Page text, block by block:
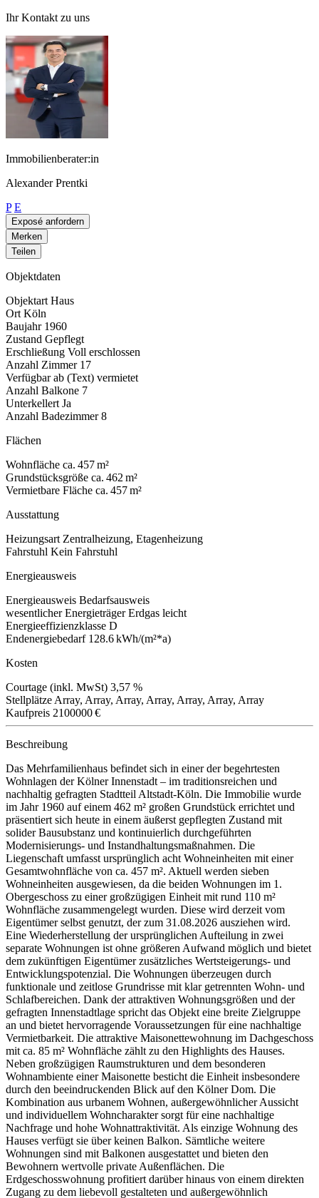
Ihr Kontakt zu uns
Immobilienberater:in
Alexander Prentki
P E
Exposé anfordern
Merken
Teilen
Objektdaten
Objektart Haus
Ort Köln
Baujahr 1960
Zustand Gepflegt
Erschließung Voll erschlossen
Anzahl Zimmer 17
Verfügbar ab (Text) vermietet
Anzahl Balkone 7
Unterkellert Ja
Anzahl Badezimmer 8
Flächen
Wohnfläche ca. 457 m²
Grundstücksgröße ca. 462 m²
Vermietbare Fläche ca. 457 m²
Ausstattung
Heizungsart Zentralheizung, Etagenheizung
Fahrstuhl Kein Fahrstuhl
Energieausweis
Energieausweis Bedarfsausweis
wesentlicher Energieträger Erdgas leicht
Energieeffizienzklasse D
Endenergiebedarf 128.6 kWh/(m²*a)
Kosten
Courtage (inkl. MwSt) 3,57 %
Stellplätze Array, Array, Array, Array, Array, Array, Array
Kaufpreis 2100000 €
Beschreibung
Das Mehrfamilienhaus befindet sich in einer der begehrtesten
Wohnlagen der Kölner Innenstadt – im traditionsreichen und
nachhaltig gefragten Stadtteil Altstadt-Köln. Die Immobilie wurde
im Jahr 1960 auf einem 462 m² großen Grundstück errichtet und
präsentiert sich heute in einem äußerst gepflegten Zustand mit
solider Bausubstanz und kontinuierlich durchgeführten
Modernisierungs- und Instandhaltungsmaßnahmen. Die
Liegenschaft umfasst ursprünglich acht Wohneinheiten mit einer
Gesamtwohnfläche von ca. 457 m². Aktuell werden sieben
Wohneinheiten ausgewiesen, da die beiden Wohnungen im 1.
Obergeschoss zu einer großzügigen Einheit mit rund 110 m²
Wohnfläche zusammengelegt wurden. Diese wird derzeit vom
Eigentümer selbst genutzt, der zum 31.08.2026 ausziehen wird.
Eine Wiederherstellung der ursprünglichen Aufteilung in zwei
separate Wohnungen ist ohne größeren Aufwand möglich und bietet
dem zukünftigen Eigentümer zusätzliches Wertsteigerungs- und
Entwicklungspotenzial. Die Wohnungen überzeugen durch
funktionale und zeitlose Grundrisse mit klar getrennten Wohn- und
Schlafbereichen. Dank der attraktiven Wohnungsgrößen und der
gefragten Innenstadtlage spricht das Objekt eine breite Zielgruppe
an und bietet hervorragende Voraussetzungen für eine nachhaltige
Vermietbarkeit. Die attraktive Maisonettewohnung im Dachgeschoss
mit ca. 85 m² Wohnfläche zählt zu den Highlights des Hauses.
Neben großzügigen Raumstrukturen und dem besonderen
Wohnambiente einer Maisonette besticht die Einheit insbesondere
durch den beeindruckenden Blick auf den Kölner Dom. Die
Kombination aus urbanem Wohnen, außergewöhnlicher Aussicht
und individuellem Wohncharakter sorgt für eine nachhaltige
Nachfrage und hohe Wohnattraktivität. Als einzige Wohnung des
Hauses verfügt sie über keinen Balkon. Sämtliche weitere
Wohnungen sind mit Balkonen ausgestattet und bieten den
Bewohnern wertvolle private Außenflächen. Die
Erdgeschosswohnung profitiert darüber hinaus von einem direkten
Zugang zu dem liebevoll gestalteten und außergewöhnlich